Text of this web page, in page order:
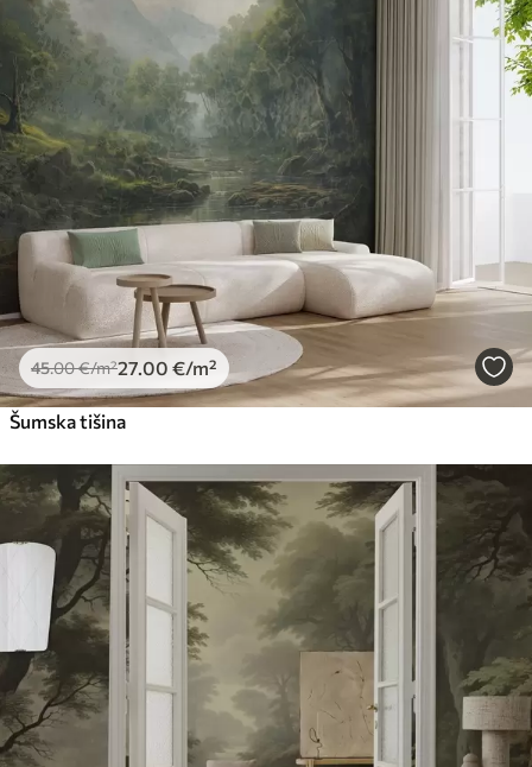
45.00€/m²27 .00 €/m²
Šumska tišina